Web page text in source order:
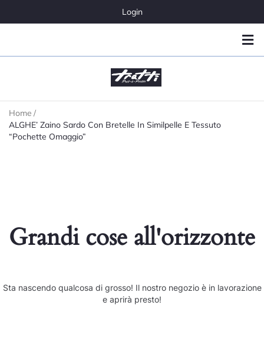
Login
Home /
ALGHE’ Zaino Sardo Con Bretelle In Similpelle E Tessuto
“Pochette Omaggio”
Grandi cose all'orizzonte
Sta nascendo qualcosa di grosso! Il nostro negozio è in lavorazione
e aprirà presto!